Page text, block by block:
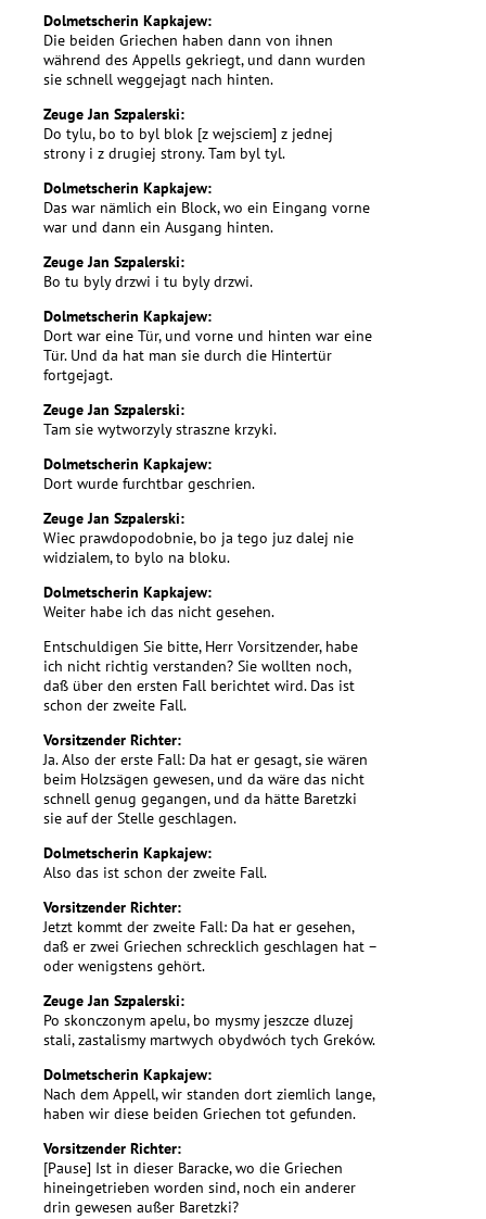
Dolmetscherin Kapkajew:
Die beiden Griechen haben dann von ihnen
während des Appells gekriegt, und dann wurden
sie schnell weggejagt nach hinten.
Zeuge Jan Szpalerski:
Do tylu, bo to byl blok [z wejsciem] z jednej
strony i z drugiej strony. Tam byl tyl.
Dolmetscherin Kapkajew:
Das war nämlich ein Block, wo ein Eingang vorne
war und dann ein Ausgang hinten.
Zeuge Jan Szpalerski:
Bo tu byly drzwi i tu byly drzwi.
Dolmetscherin Kapkajew:
Dort war eine Tür, und vorne und hinten war eine
Tür. Und da hat man sie durch die Hintertür
fortgejagt.
Zeuge Jan Szpalerski:
Tam sie wytworzyly straszne krzyki.
Dolmetscherin Kapkajew:
Dort wurde furchtbar geschrien.
Zeuge Jan Szpalerski:
Wiec prawdopodobnie, bo ja tego juz dalej nie
widzialem, to bylo na bloku.
Dolmetscherin Kapkajew:
Weiter habe ich das nicht gesehen.
Entschuldigen Sie bitte, Herr Vorsitzender, habe
ich nicht richtig verstanden? Sie wollten noch,
daß über den ersten Fall berichtet wird. Das ist
schon der zweite Fall.
Vorsitzender Richter:
Ja. Also der erste Fall: Da hat er gesagt, sie wären
beim Holzsägen gewesen, und da wäre das nicht
schnell genug gegangen, und da hätte Baretzki
sie auf der Stelle geschlagen.
Dolmetscherin Kapkajew:
Also das ist schon der zweite Fall.
Vorsitzender Richter:
Jetzt kommt der zweite Fall: Da hat er gesehen,
daß er zwei Griechen schrecklich geschlagen hat –
oder wenigstens gehört.
Zeuge Jan Szpalerski:
Po skonczonym apelu, bo mysmy jeszcze dluzej
stali, zastalismy martwych obydwóch tych Greków.
Dolmetscherin Kapkajew:
Nach dem Appell, wir standen dort ziemlich lange,
haben wir diese beiden Griechen tot gefunden.
Vorsitzender Richter:
[Pause] Ist in dieser Baracke, wo die Griechen
hineingetrieben worden sind, noch ein anderer
drin gewesen außer Baretzki?